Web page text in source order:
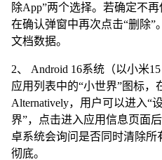
除App”两个选择。若确定不
在确认弹窗中再次点击“删除
文档数据。
2、 Android 16系统（以小米
应用列表中的“小世界”图标，
Alternatively，用户可以进入“
界”，点击进入应用信息页面
卓系统会询问是否同时清除
彻底。